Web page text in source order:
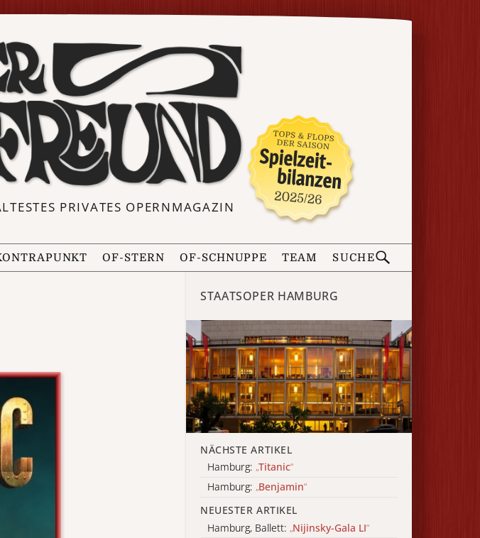
PRIVATES OPERNMAGAZIN
OF-STERN OF-SCHNUPPE TEAM SUCHE
STAATSOPER HAMBURG
NÄCHSTE ARTIKEL
Hamburg: „Titanic“
Hamburg: „Benjamin“
NEUESTER ARTIKEL
Hamburg, Ballett: „Nijinsky-Gala LI“